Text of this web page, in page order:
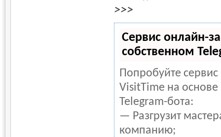
>>>
Сервис онлайн-
собственном
Попробуйте
VisitTime на основе
Telegram-бота:
— Разгрузит
компанию;